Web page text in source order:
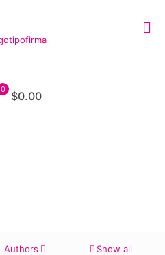
0 $0.00
Authors Show all